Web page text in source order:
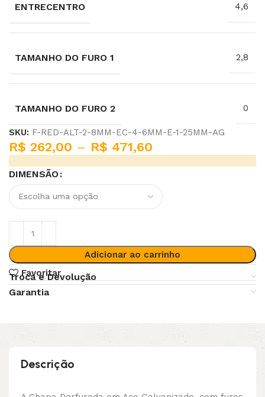
ENTRECENTRO 4,6
TAMANHO DO FURO 1 2,8
TAMANHO DO FURO 2 0
SKU: F-RED-ALT-2-8MM-EC-4-6MM-E-1-25MM-AG
R$ 262,00 – R$ 471,60
DIMENSÃO
Adicionar ao carrinho
Favoritar
Troca e Devolução
Garantia
Descrição